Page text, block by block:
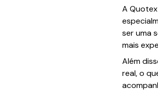
A
ser uma
mais
Além
real, o